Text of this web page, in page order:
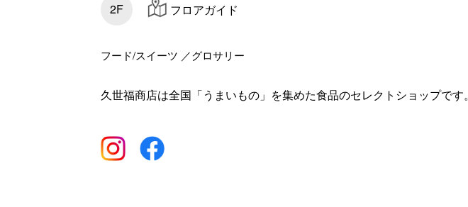
2F フロアガイド
フード/スイーツ ／グロサリー
久世福商店は全国「うまいもの」を集めた食品のセレクトショップです。